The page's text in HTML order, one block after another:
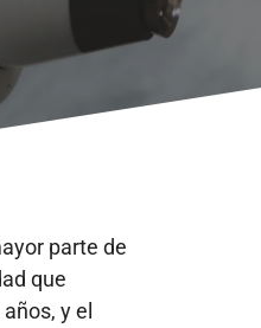
parte de
que
y el